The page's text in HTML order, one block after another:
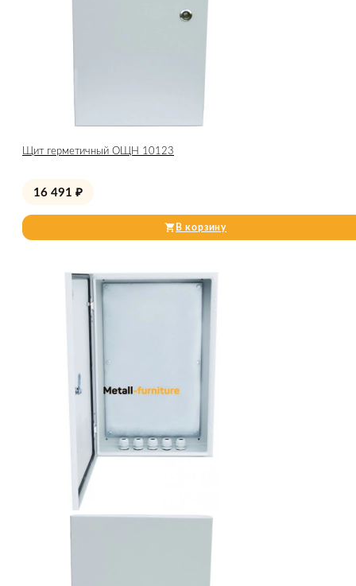
Щит герметичный ОЩН 10123
16 491 ₽
В корзину